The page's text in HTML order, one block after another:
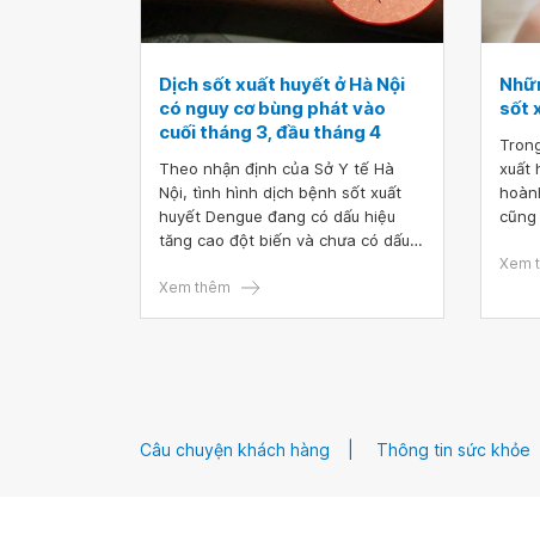
Dịch sốt xuất huyết ở Hà Nội
có nguy cơ bùng phát vào
cuối tháng 3, đầu tháng 4
Theo nhận định của Sở Y tế Hà
Nội, tình hình dịch bệnh sốt xuất
huyết Dengue đang có dấu hiệu
tăng cao đột biến và chưa có dấu
sốt xuất huyết bùng phát từ
Xem thêm
sốt
xuất
cũng
bùng
Xem
Câu chuyện khách hàng Thông tin sức khỏe